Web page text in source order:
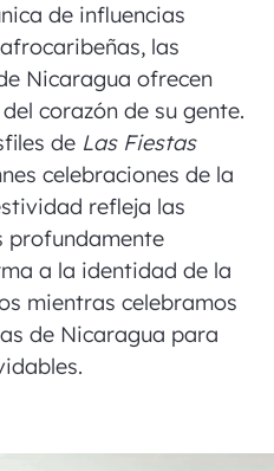
de influencias
las
Nicaragua ofrecen
corazón de su gente.
de Las Fiestas
celebraciones de la
refleja las
profundamente
a la identidad de la
mientras celebramos
de Nicaragua para